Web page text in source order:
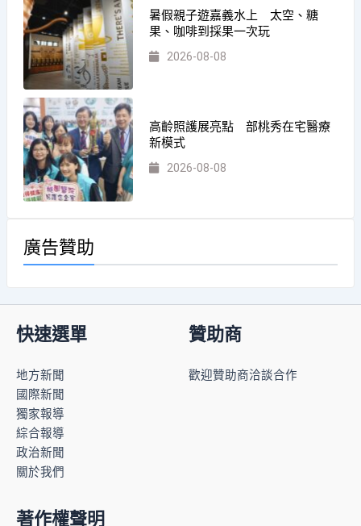
暑假親子遊嘉義水上 太空、糖
果、咖啡到採果一次玩
2026-08-08
高齡照護展亮點 部桃秀在宅醫療
新模式
2026-08-08
廣告贊助
快速選單
地方新聞
國際新聞
獨家報導
綜合報導
政治新聞
關於我們
贊助商
歡迎贊助商洽談合作
著作權聲明